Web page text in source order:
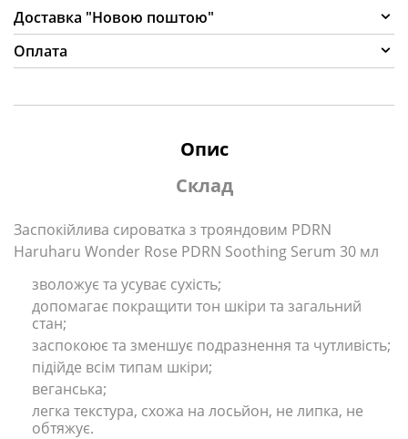
Доставка "Новою поштою"
Оплата
Опис
Склад
Заспокійлива сироватка з трояндовим PDRN
Haruharu Wonder Rose PDRN Soothing Serum 30 мл
зволожує та усуває сухість;
допомагає покращити тон шкіри та загальний
стан;
заспокоює та зменшує подразнення та чутливість;
підійде всім типам шкіри;
веганська;
легка текстура, схожа на лосьйон, не липка, не
обтяжує.